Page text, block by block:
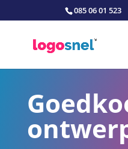
085 06 01 523